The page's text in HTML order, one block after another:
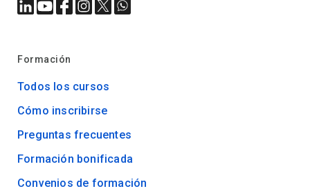
Formación
Todos los cursos
Cómo inscribirse
Preguntas frecuentes
Formación bonificada
Convenios de formación